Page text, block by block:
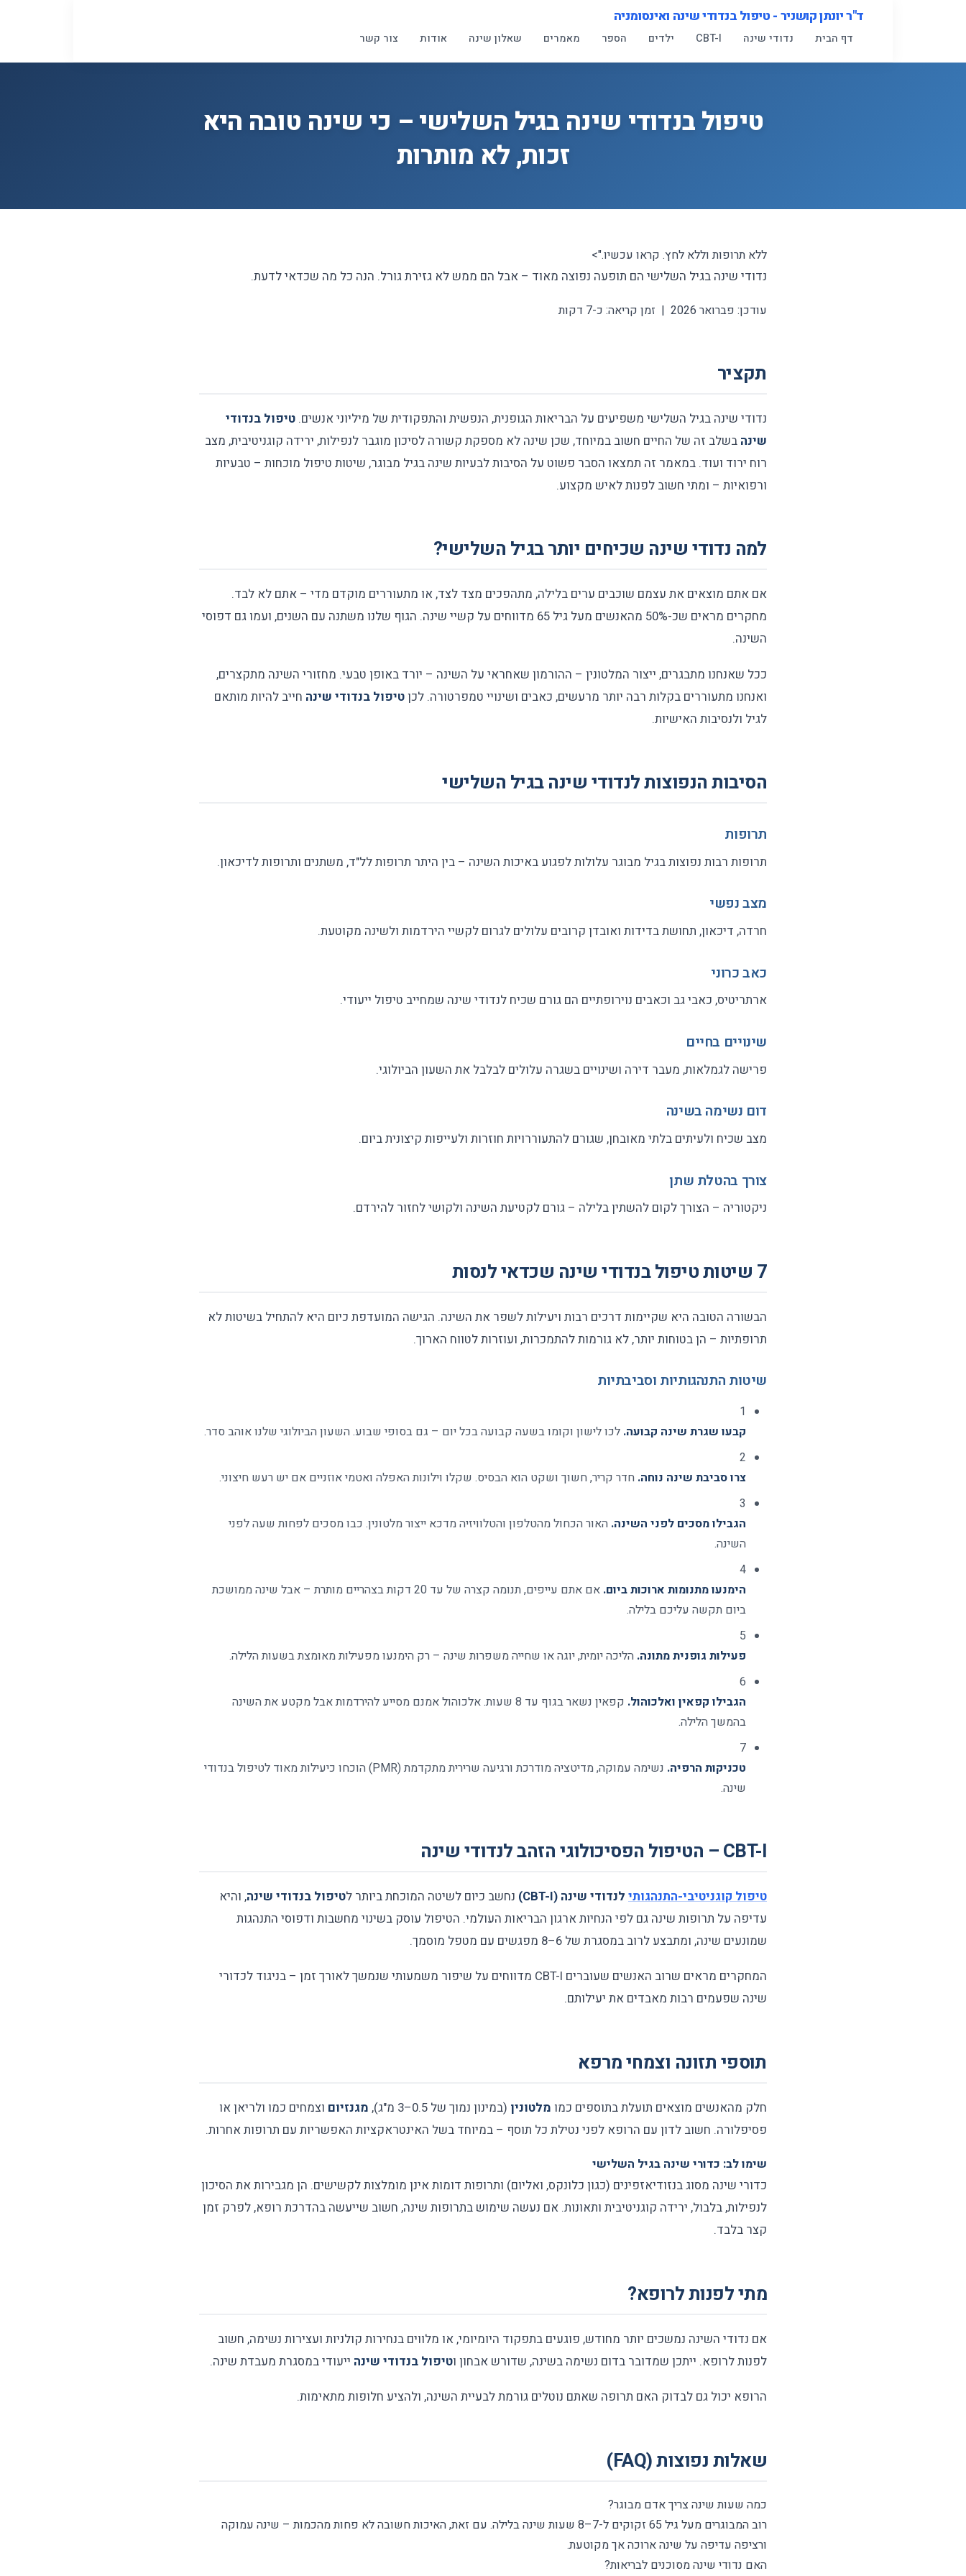
ד"ר יונתן קושניר - טיפול בנדודי שינה ואינסומניה
דף הבית נדודי שינה CBT-I ילדים הספר מאמרים שאלון שינה אודות צור קשר
טיפול בנדודי שינה בגיל השלישי – כי שינה טובה היא
זכות, לא מותרות
ללא תרופות וללא לחץ. קראו עכשיו.">
נדודי שינה בגיל השלישי הם תופעה נפוצה מאוד – אבל הם ממש לא גזירת גורל. הנה כל מה שכדאי לדעת.
עודכן: פברואר 2026 | זמן קריאה: כ-7 דקות
תקציר
נדודי שינה בגיל השלישי משפיעים על הבריאות הגופנית, הנפשית והתפקודית של מיליוני אנשים. טיפול בנדודי
שינה בשלב זה של החיים חשוב במיוחד, שכן שינה לא מספקת קשורה לסיכון מוגבר לנפילות, ירידה קוגניטיבית, מצב
רוח ירוד ועוד. במאמר זה תמצאו הסבר פשוט על הסיבות לבעיות שינה בגיל מבוגר, שיטות טיפול מוכחות – טבעיות
ורפואיות – ומתי חשוב לפנות לאיש מקצוע.
למה נדודי שינה שכיחים יותר בגיל השלישי?
אם אתם מוצאים את עצמם שוכבים ערים בלילה, מתהפכים מצד לצד, או מתעוררים מוקדם מדי – אתם לא לבד.
מחקרים מראים שכ-50% מהאנשים מעל גיל 65 מדווחים על קשיי שינה. הגוף שלנו משתנה עם השנים, ועמו גם דפוסי
השינה.
ככל שאנחנו מתבגרים, ייצור המלטונין – ההורמון שאחראי על השינה – יורד באופן טבעי. מחזורי השינה מתקצרים,
ואנחנו מתעוררים בקלות רבה יותר מרעשים, כאבים ושינויי טמפרטורה. לכןטיפול בנדודי שינה חייב להיות מותאם
לגיל ולנסיבות האישיות.
הסיבות הנפוצות לנדודי שינה בגיל השלישי
תרופות
תרופות רבות נפוצות בגיל מבוגר עלולות לפגוע באיכות השינה – בין היתר תרופות לל"ד, משתנים ותרופות לדיכאון.
מצב נפשי
חרדה, דיכאון, תחושת בדידות ואובדן קרובים עלולים לגרום לקשיי הירדמות ולשינה מקוטעת.
כאב כרוני
ארתריטיס, כאבי גב וכאבים נוירופתיים הם גורם שכיח לנדודי שינה שמחייב טיפול ייעודי.
שינויים בחיים
פרישה לגמלאות, מעבר דירה ושינויים בשגרה עלולים לבלבל את השעון הביולוגי.
דום נשימה בשינה
מצב שכיח ולעיתים בלתי מאובחן, שגורם להתעוררויות חוזרות ולעייפות קיצונית ביום.
צורך בהטלת שתן
ניקטוריה – הצורך לקום להשתין בלילה – גורם לקטיעת השינה ולקושי לחזור להירדם.
7 שיטות טיפול בנדודי שינה שכדאי לנסות
הבשורה הטובה היא שקיימות דרכים רבות ויעילות לשפר את השינה. הגישה המועדפת כיום היא להתחיל בשיטות לא
תרופתיות – הן בטוחות יותר, לא גורמות להתמכרות, ועוזרות לטווח הארוך.
שיטות התנהגותיות וסביבתיות
1
קבעו שגרת שינה קבועה. לכו לישון וקומו בשעה קבועה בכל יום – גם בסופי שבוע. השעון הביולוגי שלנו אוהב סדר.
2
צרו סביבת שינה נוחה. חדר קריר, חשוך ושקט הוא הבסיס. שקלו וילונות האפלה ואטמי אוזניים אם יש רעש חיצוני.
3
הגבילו מסכים לפני השינה. האור הכחול מהטלפון והטלוויזיה מדכא ייצור מלטונין. כבו מסכים לפחות שעה לפני
השינה.
4
הימנעו מתנומות ארוכות ביום.
אם אתם עייפים, תנומה קצרה של עד 20 דקות בצהריים מותרת – אבל שינה ממושכת
ביום תקשה עליכם בלילה.
5
פעילות גופנית מתונה. הליכה יומית, יוגה או שחייה משפרות שינה – רק הימנעו מפעילות מאומצת בשעות הלילה.
6
הגבילו קפאין ואלכוהול.
קפאין נשאר בגוף עד 8 שעות. אלכוהול אמנם מסייע להירדמות אבל מקטע את השינה
בהמשך הלילה.
7
טכניקות הרפיה.
נשימה עמוקה, מדיטציה מודרכת ורגיעה שרירית מתקדמת (PMR) הוכחו כיעילות מאוד לטיפול בנדודי
שינה.
CBT-I – הטיפול הפסיכולוגי הזהב לנדודי שינה
טיפול קוגניטיבי-התנהגותי לנדודי שינה (CBT-I) נחשב כיום לשיטה המוכחת ביותר לטיפול בנדודי שינה, והיא
עדיפה על תרופות שינה גם לפי הנחיות ארגון הבריאות העולמי. הטיפול עוסק בשינוי מחשבות ודפוסי התנהגות
שמונעים שינה, ומתבצע לרוב במסגרת של 6–8 מפגשים עם מטפל מוסמך.
המחקרים מראים שרוב האנשים שעוברים CBT-I מדווחים על שיפור משמעותי שנמשך לאורך זמן – בניגוד לכדורי
שינה שפעמים רבות מאבדים את יעילותם.
תוספי תזונה וצמחי מרפא
חלק מהאנשים מוצאים תועלת בתוספים כמו מלטונין (במינון נמוך של 0.5–3 מ"ג), מגנזיום וצמחים כמו ולריאן או
פסיפלורה. חשוב לדון עם הרופא לפני נטילת כל תוסף – במיוחד בשל האינטראקציות האפשריות עם תרופות אחרות.
שימו לב: כדורי שינה בגיל השלישי
כדורי שינה מסוג בנזודיאזפינים (כגון כלונקס, ואליום) ותרופות דומות אינן מומלצות לקשישים. הן מגבירות את הסיכון
לנפילות, בלבול, ירידה קוגניטיבית ותאונות. אם נעשה שימוש בתרופות שינה, חשוב שייעשה בהדרכת רופא, לפרק זמן
קצר בלבד.
מתי לפנות לרופא?
אם נדודי השינה נמשכים יותר מחודש, פוגעים בתפקוד היומיומי, או מלווים בנחירות קולניות ועצירות נשימה, חשוב
לפנות לרופא. ייתכן שמדובר בדום נשימה בשינה, שדורש אבחון וטיפול בנדודי שינה ייעודי במסגרת מעבדת שינה.
הרופא יכול גם לבדוק האם תרופה שאתם נוטלים גורמת לבעיית השינה, ולהציע חלופות מתאימות.
שאלות נפוצות (FAQ)
כמה שעות שינה צריך אדם מבוגר?
רוב המבוגרים מעל גיל 65 זקוקים ל-7–8 שעות שינה בלילה. עם זאת, האיכות חשובה לא פחות מהכמות – שינה עמוקה
ורציפה עדיפה על שינה ארוכה אך מקוטעת.
האם נדודי שינה מסוכנים לבריאות?